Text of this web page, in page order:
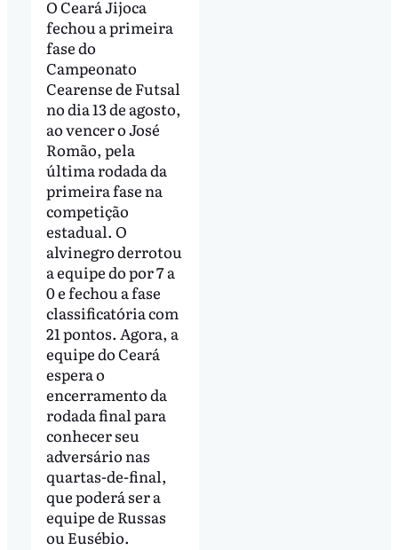
O Ceará Jijoca
fechou a primeira
fase do
Campeonato
Cearense de Futsal
no dia 13 de agosto,
ao vencer o José
Romão, pela
última rodada da
primeira fase na
competição
estadual. O
alvinegro derrotou
a equipe do por 7 a
0 e fechou a fase
classificatória com
21 pontos. Agora, a
equipe do Ceará
espera o
encerramento da
rodada final para
conhecer seu
adversário nas
quartas-de-final,
que poderá ser a
equipe de Russas
ou Eusébio.